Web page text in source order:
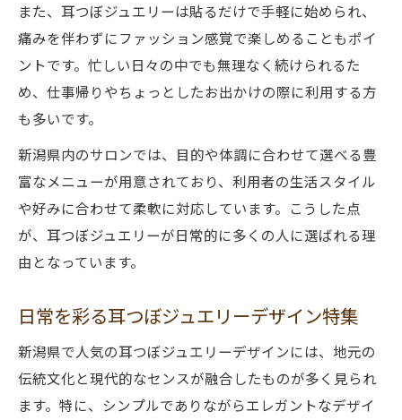
また、耳つぼジュエリーは貼るだけで手軽に始められ、
痛みを伴わずにファッション感覚で楽しめることもポイ
ントです。忙しい日々の中でも無理なく続けられるた
め、仕事帰りやちょっとしたお出かけの際に利用する方
も多いです。
新潟県内のサロンでは、目的や体調に合わせて選べる豊
富なメニューが用意されており、利用者の生活スタイル
や好みに合わせて柔軟に対応しています。こうした点
が、耳つぼジュエリーが日常的に多くの人に選ばれる理
由となっています。
日常を彩る耳つぼジュエリーデザイン特集
新潟県で人気の耳つぼジュエリーデザインには、地元の
伝統文化と現代的なセンスが融合したものが多く見られ
ます。特に、シンプルでありながらエレガントなデザイ